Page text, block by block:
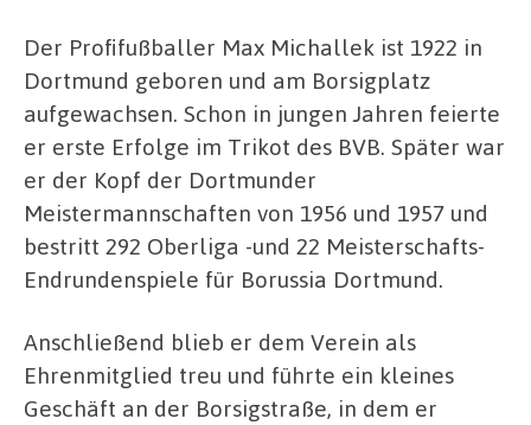
Der Profifußballer Max Michallek ist 1922 in
Dortmund geboren und am Borsigplatz
aufgewachsen. Schon in jungen Jahren feierte
er erste Erfolge im Trikot des BVB. Später war
er der Kopf der Dortmunder
Meistermannschaften von 1956 und 1957 und
bestritt 292 Oberliga -und 22 Meisterschafts-
Endrundenspiele für Borussia Dortmund.
Anschließend blieb er dem Verein als
Ehrenmitglied treu und führte ein kleines
Geschäft an der Borsigstraße, in dem er